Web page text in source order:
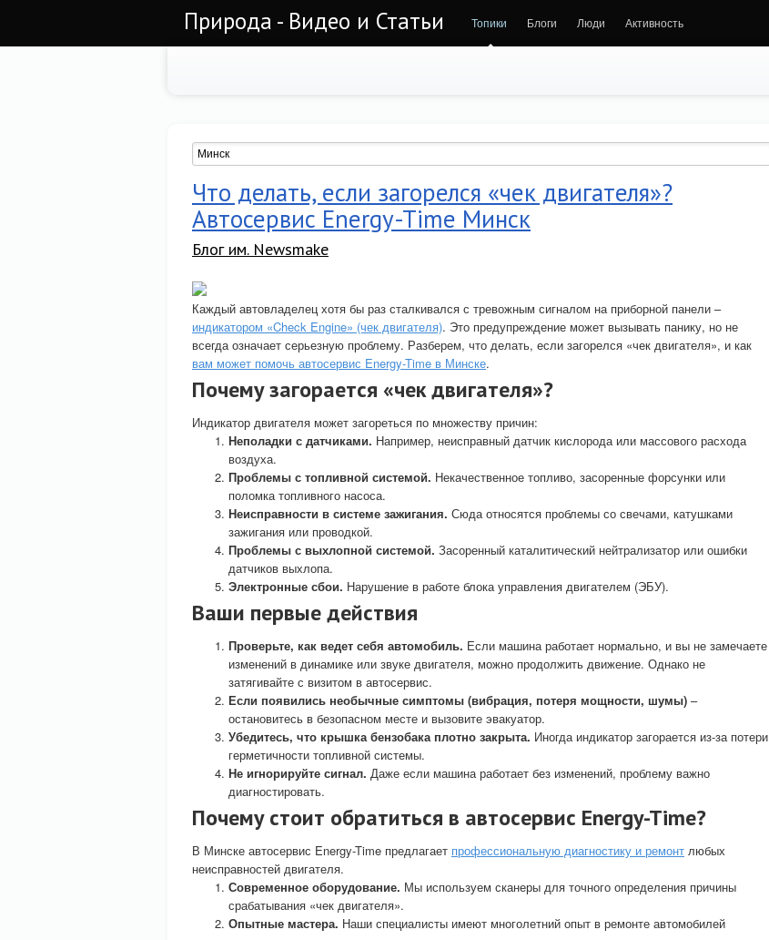
Природа - Видео и Статьи Топики Блоги Люди Активность
Что делать, если загорелся «чек двигателя»?
Автосервис Energy-Time Минск
Блог им. Newsmake
Каждый автовладелец хотя бы раз сталкивался с тревожным сигналом на приборной панели –
индикатором «Check Engine» (чек двигателя). Это предупреждение может вызывать панику, но не
всегда означает серьезную проблему. Разберем, что делать, если загорелся «чек двигателя», и как
вам может помочь автосервис Energy-Time в Минске.
Почему загорается «чек двигателя»?
Индикатор двигателя может загореться по множеству причин:
Неполадки с датчиками. Например, неисправный датчик кислорода или массового расхода
воздуха.
Проблемы с топливной системой. Некачественное топливо, засоренные форсунки или
поломка топливного насоса.
Неисправности в системе зажигания. Сюда относятся проблемы со свечами, катушками
зажигания или проводкой.
Проблемы с выхлопной системой. Засоренный каталитический нейтрализатор или ошибки
датчиков выхлопа.
Электронные сбои. Нарушение в работе блока управления двигателем (ЭБУ).
Ваши первые действия
Проверьте, как ведет себя автомобиль. Если машина работает нормально, и вы не замечаете
изменений в динамике или звуке двигателя, можно продолжить движение. Однако не
затягивайте с визитом в автосервис.
Если появились необычные симптомы (вибрация, потеря мощности, шумы) –
остановитесь в безопасном месте и вызовите эвакуатор.
Убедитесь, что крышка бензобака плотно закрыта. Иногда индикатор загорается из-за потери
герметичности топливной системы.
Не игнорируйте сигнал. Даже если машина работает без изменений, проблему важно
диагностировать.
Почему стоит обратиться в автосервис Energy-Time?
В Минске автосервис Energy-Time предлагает профессиональную диагностику и ремонт любых
неисправностей двигателя.
Современное оборудование. Мы используем сканеры для точного определения причины
срабатывания «чек двигателя».
Опытные мастера. Наши специалисты имеют многолетний опыт в ремонте автомобилей